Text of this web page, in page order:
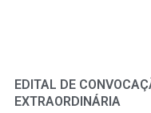
EDITAL DE
EXTRAORDINÁRIA